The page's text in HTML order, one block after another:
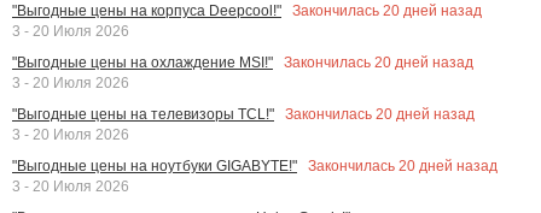
"Выгодные цены на корпуса Deepcool!"
Закончилась 20 дней назад
3 - 20 Июля 2026
"Выгодные цены на охлаждение MSI!"
Закончилась 20 дней назад
3 - 20 Июля 2026
"Выгодные цены на телевизоры TCL!"
Закончилась 20 дней назад
3 - 20 Июля 2026
"Выгодные цены на ноутбуки GIGABYTE!"
Закончилась 20 дней назад
3 - 20 Июля 2026